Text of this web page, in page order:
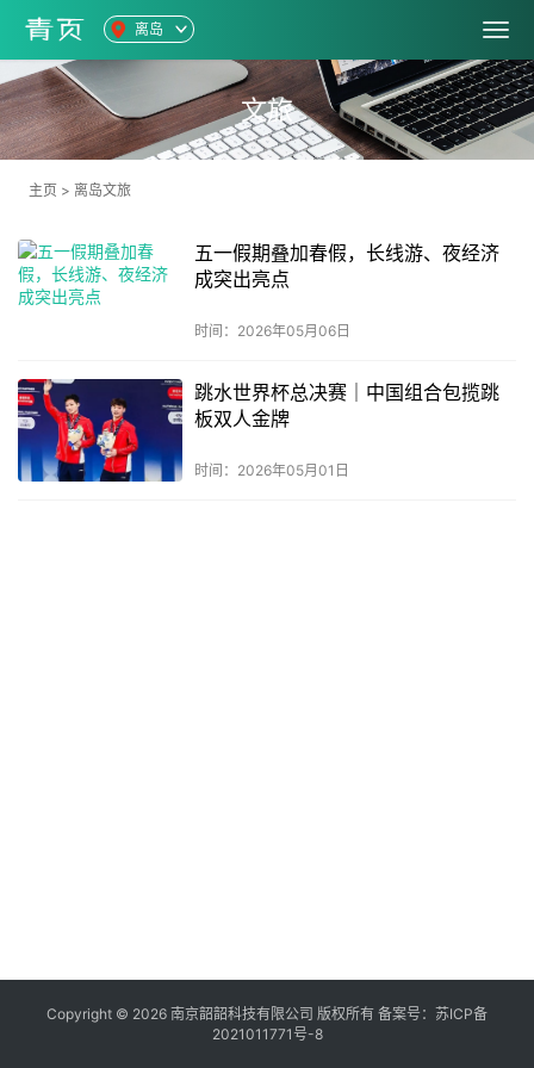
离岛
文旅
主页 > 离岛文旅
五一假期叠加春假，长线游、夜经济
成突出亮点
时间：2026年05月06日
跳水世界杯总决赛｜中国组合包揽跳
板双人金牌
时间：2026年05月01日
Copyright © 2026 南京韶韶科技有限公司 版权所有 备案号： 苏ICP备
2021011771号-8